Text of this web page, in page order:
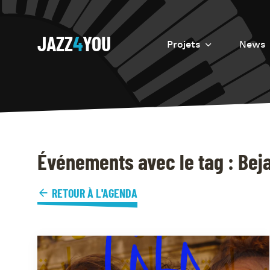
JAZZ4YOU Projets
Introduction
Resurrection
News
Événements avec le tag :
RETOUR À L'AGENDA